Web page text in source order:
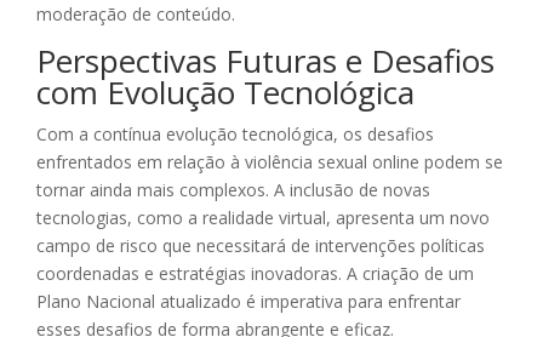
moderação de conteúdo.
Perspectivas Futuras e Desafios
com Evolução Tecnológica
Com a contínua evolução tecnológica, os desafios
enfrentados em relação à violência sexual online podem se
tornar ainda mais complexos. A inclusão de novas
tecnologias, como a realidade virtual, apresenta um novo
campo de risco que necessitará de intervenções políticas
coordenadas e estratégias inovadoras. A criação de um
Plano Nacional atualizado é imperativa para enfrentar
esses desafios de forma abrangente e eficaz.